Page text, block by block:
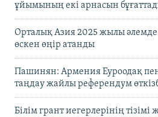
ұйымының екі арнасын
Орталық Азия 2025 жылы
өскен өңір атанды
Пашинян: Армения Еуроодақ
таңдау жайлы референдум
Білім грант иегерлерінің